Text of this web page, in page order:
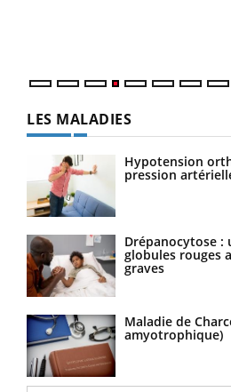
LES MALADIES
Hypotension
pression
Drépanocytose :
globules rouges
graves
Maladie de
amyotrophique)